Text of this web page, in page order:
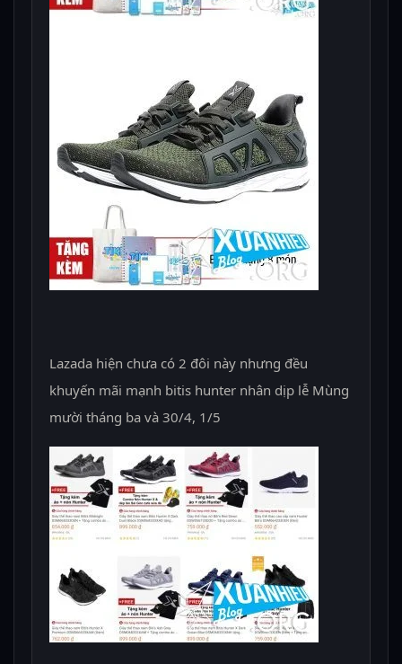
Lazada hiện chưa có 2 đôi này nhưng đều
khuyến mãi mạnh bitis hunter nhân dịp lễ Mùng
mười tháng ba và 30/4, 1/5